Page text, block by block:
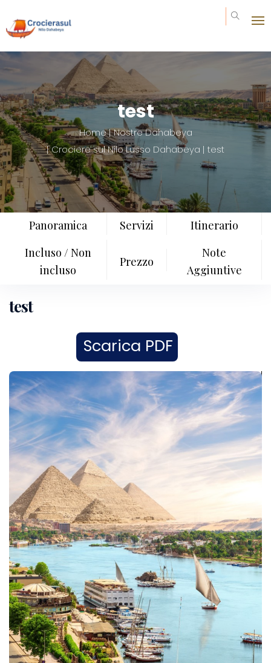
test
Home Nostre Dahabeya
Crociere sul Nilo Lusso Dahabeya
test
Panoramica Servizi
Itinerario
Incluso / Non
incluso
Prezzo
Note
Aggiuntive
Prezzo da : 0€
test
Scarica PDF